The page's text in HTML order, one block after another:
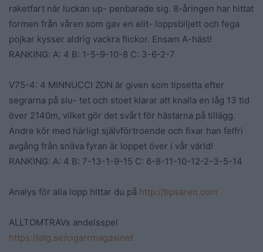
raketfart när luckan up- penbarade sig. 8-åringen har hittat
formen från våren som gav en elit- loppsbiljett och fega
pojkar kysser aldrig vackra flickor. Ensam A-häst!
RANKING: A: 4 B: 1-5-9-10-8 C: 3-6-2-7
V75-4: 4 MINNUCCI ZON är given som tipsetta efter
segrarna på slu- tet och stoet klarar att knalla en låg 13 tid
över 2140m, vilket gör det svårt för hästarna på tillägg.
Andre kör med härligt självförtroende och fixar han felfri
avgång från snäva fyran är loppet över i vår värld!
RANKING: A: 4 B: 7-13-1-9-15 C: 6-8-11-10-12-2-3-5-14
Analys för alla lopp hittar du på http://tipsaren.com
ALLTOMTRAVs andelsspel
https://atg.se/cigarrmagasinet